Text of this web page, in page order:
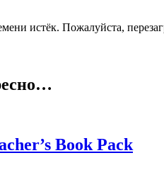
истёк. Пожалуйста,
Book Pack